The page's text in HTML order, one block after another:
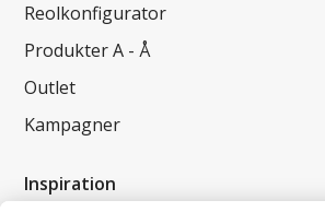
Reolkonfigurator
Produkter A - Å
Outlet
Kampagner
Inspiration